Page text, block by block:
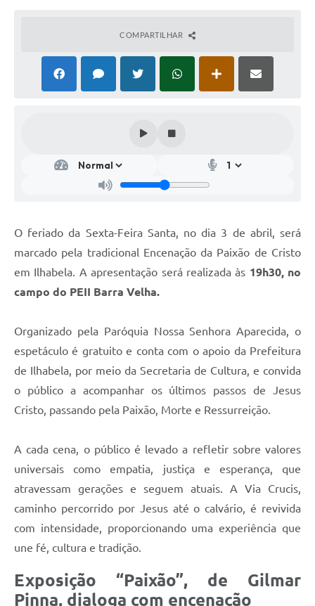
COMPARTILHAR
O feriado da Sexta-Feira Santa, no dia 3 de abril, será
marcado pela tradicional Encenação da Paixão de Cristo
em Ilhabela. A apresentação será realizada às 19h30, no
campo do PEII Barra Velha.
Organizado pela Paróquia Nossa Senhora Aparecida, o
espetáculo é gratuito e conta com o apoio da Prefeitura
de Ilhabela, por meio da Secretaria de Cultura, e convida
o público a acompanhar os últimos passos de Jesus
Cristo, passando pela Paixão, Morte e Ressurreição.
A cada cena, o público é levado a refletir sobre valores
universais como empatia, justiça e esperança, que
atravessam gerações e seguem atuais. A Via Crucis,
caminho percorrido por Jesus até o calvário, é revivida
com intensidade, proporcionando uma experiência que
une fé, cultura e tradição.
Exposição “Paixão”, de Gilmar
Pinna, dialoga com encenação